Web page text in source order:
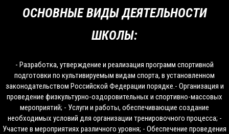
ОСНОВНЫЕ ВИДЫ ДЕЯТЕЛЬНОСТИ
ШКОЛЫ:
- Разработка, утверждение и реализация программ спортивной
подготовки по культивируемым видам спорта, в установленном
законодательством Российской Федерации порядке.- Организация и
проведение физкультурно-оздоровительных и спортивно-массовых
мероприятий; - Услуги и работы, обеспечивающие создание
необходимых условий для организации тренировочного процесса; -
Участие в мероприятиях различного уровня; - Обеспечение проведения